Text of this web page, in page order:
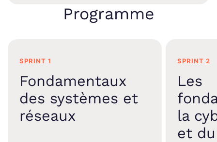
Programme
SPRINT 1
Fondamentaux
des systèmes et
réseaux
SPRINT 2
Les
la
et du